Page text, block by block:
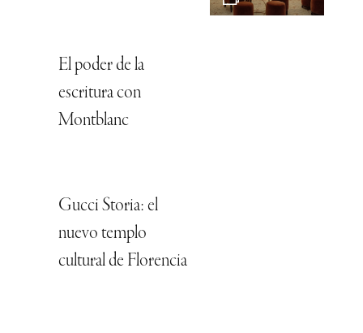
El poder de la
escritura con
Montblanc
Gucci Storia: el
nuevo templo
cultural de Florencia